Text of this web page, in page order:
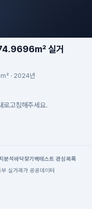
실거
· 2024년
로고침해주세요.
분석 바닥찾기 백테스트 관심목록
실거래가 공공데이터